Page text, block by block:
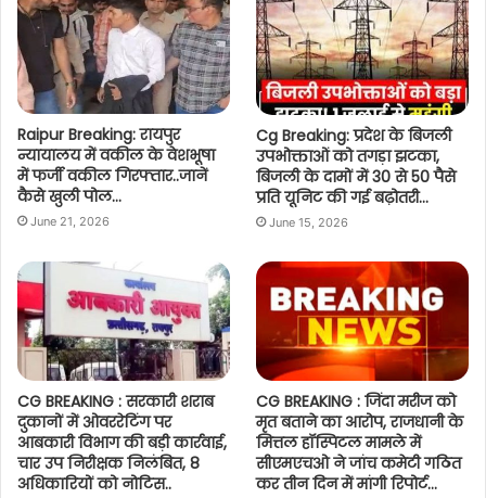
Raipur Breaking: रायपुर
न्यायालय में वकील के वेशभूषा
में फर्जी वकील गिरफ्तार..जानें
कैसे खुली पोल…
June 21, 2026
Cg Breaking: प्रदेश के बिजली
उपभोक्ताओं को तगड़ा झटका,
बिजली के दामों में 30 से 50 पैसे
प्रति यूनिट की गई बढ़ोतरी…
June 15, 2026
CG BREAKING : सरकारी शराब
दुकानों में ओवररेटिंग पर
आबकारी विभाग की बड़ी कार्रवाई,
चार उप निरीक्षक निलंबित, 8
अधिकारियों को नोटिस..
CG BREAKING : जिंदा मरीज को
मृत बताने का आरोप, राजधानी के
मित्तल हॉस्पिटल मामले में
सीएमएचओ ने जांच कमेटी गठित
कर तीन दिन में मांगी रिपोर्ट…